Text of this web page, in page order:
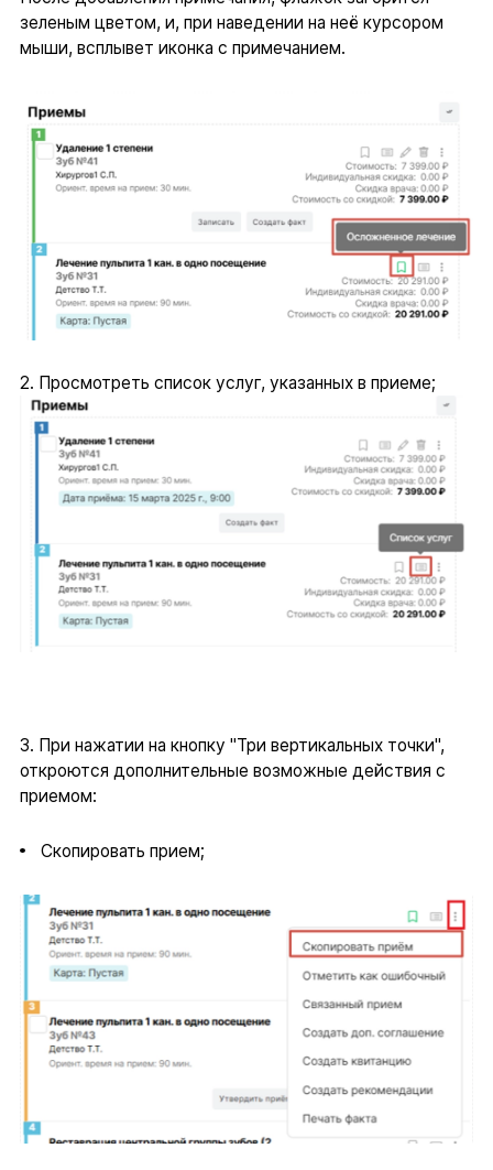
зеленым цветом, и, при наведении на неё курсором
мыши, всплывет иконка с примечанием.
2. Просмотреть список услуг, указанных в приеме;
3. При нажатии на кнопку "Три вертикальных точки",
откроются дополнительные возможные действия с
приемом:
Скопировать прием;